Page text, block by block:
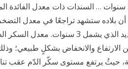
أن بلاده ستشهد تراجعًا في معدل
مرة إلى ما دون 5 في المئة ضمن برنامجها الاقتصادي الجديد الذي يشمل 3
الارتفاع والانخفاض بشكلٍ طبيعي؛
حيثُ يرتفع مستوى سكّر الدّم عقب